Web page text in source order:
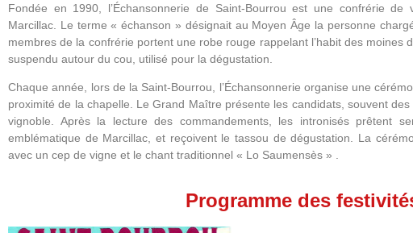
Fondée en 1990, l’Échansonnerie de Saint-Bourrou est une confrérie
Marcillac.
Le terme « échanson » désignait au Moyen Âge la personne
membres de la confrérie portent une robe rouge rappelant l’habit des moines
suspendu autour du cou, utilisé pour la dégustation.
Chaque année, lors de la Saint-Bourrou, l’Échansonnerie organise une
proximité de la chapelle.
Le Grand Maître présente les candidats, souvent
vignoble.
Après la lecture des commandements, les intronisés prêtent
emblématique de Marcillac, et reçoivent le tassou de dégustation.
La
avec un cep de vigne et le chant traditionnel « Lo Saumensès »
Programme des